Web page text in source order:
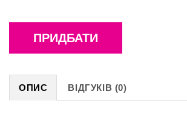
ПРИДБАТИ
ОПИС ВІДГУКІВ (0)